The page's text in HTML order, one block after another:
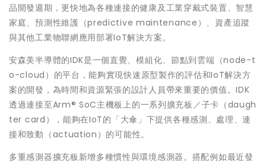
品開發週期，更快地為各種連接的健康及工業穿戴式裝置、智慧
家庭、預測性維護（predictive maintenance）、資產追蹤
與其他工業物聯網應用部署IoT解決方案。
安森美半導體的IDK是一個直覺、模組化、節點到雲端（node-t
o-cloud）的平台，能夠實現快速原型製作的評估和IoT解決方
案的開發，為時間和資源緊張的設計人員帶來重要的價值。IDK
透過連接至Arm® SoC主機板上的一系列擴充板／子卡（daugh
ter card），能夠在IoT的「大傘」下提供各種感測、處理、連
接和致動（actuation）的可能性。
多重感測器擴充板新增多種慣性與環境感測器。搭配例如最近發